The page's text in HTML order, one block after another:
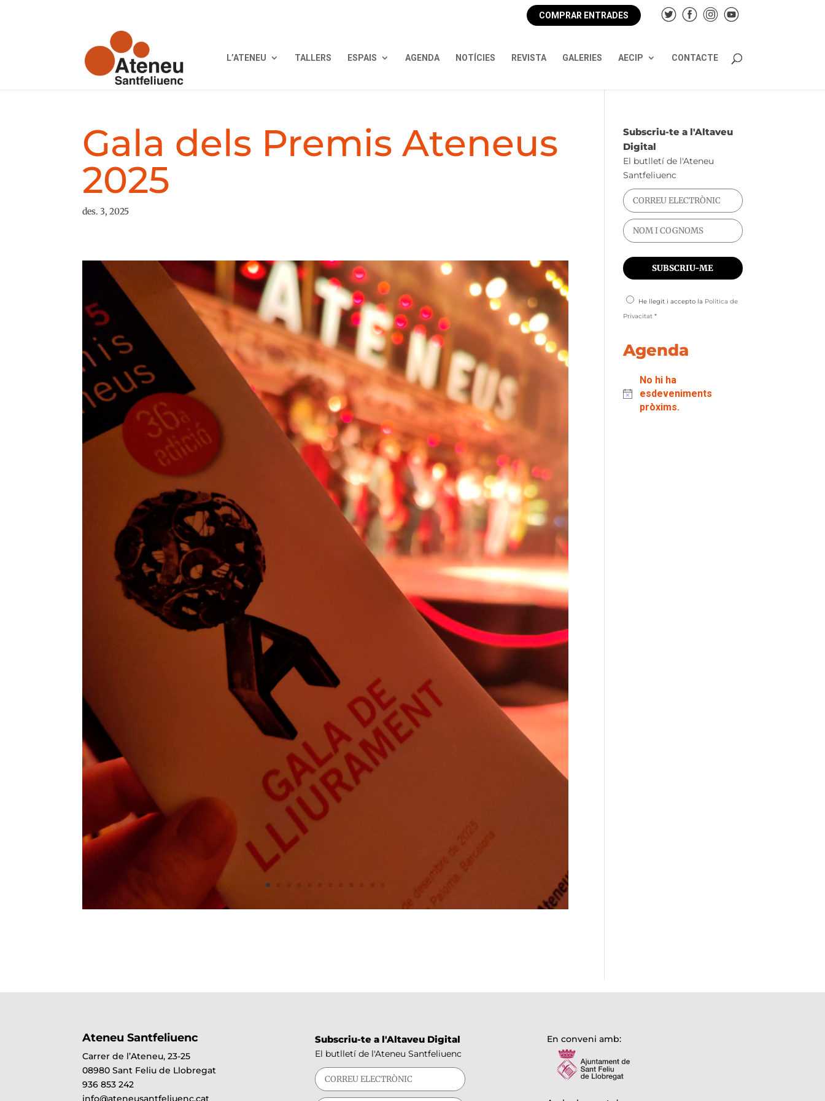
COMPRAR ENTRADES
L’ATENEU TALLERS ESPAIS AGENDA NOTÍCIES REVISTA GALERIES AECIP CONTACTE
Gala dels Premis Ateneus
2025
des. 3, 2025
Subscriu-te a l'Altaveu
Digital
El butlletí de l'Ateneu
Santfeliuenc
He llegit i accepto la Política de
Privacitat *
Agenda
No hi ha
esdeveniments
pròxims.
Ateneu Santfeliuenc
Carrer de l’Ateneu, 23-25
08980 Sant Feliu de Llobregat
936 853 242
info@ateneusantfeliuenc.cat
Subscriu-te a l'Altaveu Digital
El butlletí de l'Ateneu Santfeliuenc
En conveni amb: